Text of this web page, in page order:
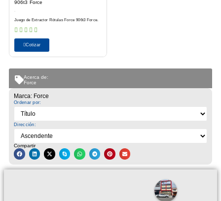
Marca: Force
Ordenar por:
Dirección:
Compartir
Acerca de:
Force
906t3 Force
Juego de Extractor Rótulas Force 906t3 Force.
Cotizar